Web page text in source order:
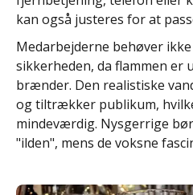
kan også justeres for at
Medarbejderne behøver
sikkerheden, da flammen er
brænder. Den realistiske
og tiltrækker publikum,
mindeværdig. Nysgerrige
"ilden", mens de voksne